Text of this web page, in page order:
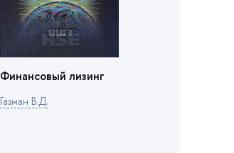
Финансовый лизин
Газман В.Д.